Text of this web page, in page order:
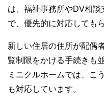
は、福祉事務所やDV相談
で、優先的に対応しても
新しい住居の住所が配偶
覧制限をかける手続きも
ミニクルホームでは、こ
も対応しています。